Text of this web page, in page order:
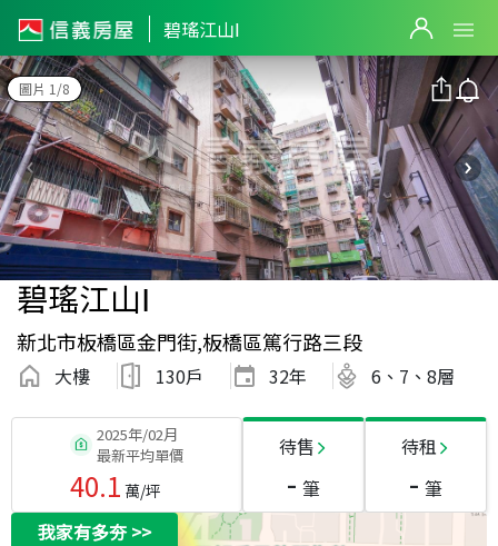
碧瑤江山Ⅰ
圖片 1/8
碧瑤江山Ⅰ
新北市板橋區金門街,板橋區篤行路三段
大樓 130戶 32年 6、7、8層
2025年/02月
最新平均單價
40.1 萬/坪
待售
- 筆
待租
- 筆
我家有多夯>>